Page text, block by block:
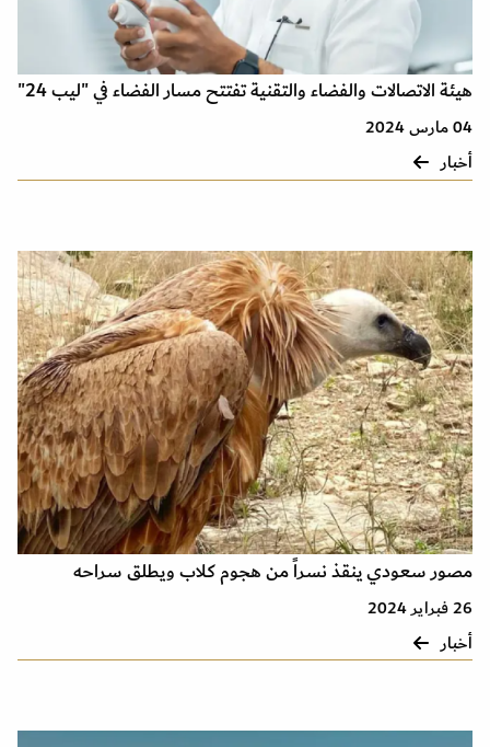
هيئة الاتصالات والفضاء والتقنية تفتتح مسار الفضاء في "ليب 24"
04 مارس 2024
أخبار
مصور سعودي ينقذ نسراً من هجوم كلاب ويطلق سراحه
26 فبراير 2024
أخبار